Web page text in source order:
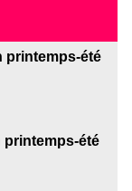
printemps-été
printemps-été